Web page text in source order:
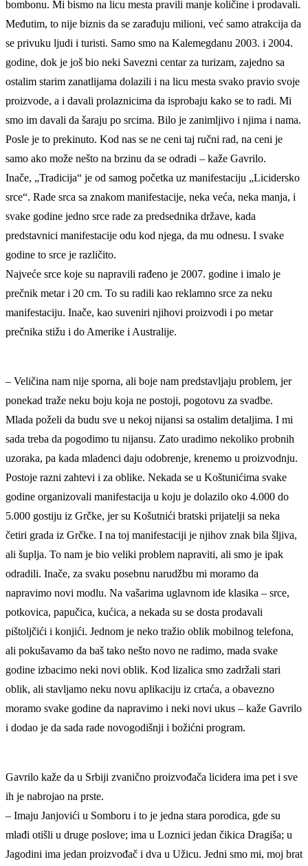
bombonu. Mi bismo na licu mesta pravili manje količine i prodavali.
Međutim, to nije biznis da se zarađuju milioni, već samo atrakcija da
se privuku ljudi i turisti. Samo smo na Kalemegdanu 2003. i 2004.
godine, dok je još bio neki Savezni centar za turizam, zajedno sa
ostalim starim zanatlijama dolazili i na licu mesta svako pravio svoje
proizvode, a i davali prolaznicima da isprobaju kako se to radi. Mi
smo im davali da šaraju po srcima. Bilo je zanimljivo i njima i nama.
Posle je to prekinuto. Kod nas se ne ceni taj ručni rad, na ceni je
samo ako može nešto na brzinu da se odradi – kaže Gavrilo.
Inače, „Tradicija“ je od samog početka uz manifestaciju „Licidersko
srce“. Rade srca sa znakom manifestacije, neka veća, neka manja, i
svake godine jedno srce rade za predsednika države, kada
predstavnici manifestacije odu kod njega, da mu odnesu. I svake
godine to srce je različito.
Najveće srce koje su napravili rađeno je 2007. godine i imalo je
prečnik metar i 20 cm. To su radili kao reklamno srce za neku
manifestaciju. Inače, kao suveniri njihovi proizvodi i po metar
prečnika stižu i do Amerike i Australije.
– Veličina nam nije sporna, ali boje nam predstavljaju problem, jer
ponekad traže neku boju koja ne postoji, pogotovu za svadbe.
Mlada poželi da budu sve u nekoj nijansi sa ostalim detaljima. I mi
sada treba da pogodimo tu nijansu. Zato uradimo nekoliko probnih
uzoraka, pa kada mladenci daju odobrenje, krenemo u proizvodnju.
Postoje razni zahtevi i za oblike. Nekada se u Koštunićima svake
godine organizovali manifestacija u koju je dolazilo oko 4.000 do
5.000 gostiju iz Grčke, jer su Košutnići bratski prijatelji sa neka
četiri grada iz Grčke. I na toj manifestaciji je njihov znak bila šljiva,
ali šuplja. To nam je bio veliki problem napraviti, ali smo je ipak
odradili. Inače, za svaku posebnu narudžbu mi moramo da
napravimo novi modlu. Na vašarima uglavnom ide klasika – srce,
potkovica, papučica, kućica, a nekada su se dosta prodavali
pištoljčići i konjići. Jednom je neko tražio oblik mobilnog telefona,
ali pokušavamo da baš tako nešto novo ne radimo, mada svake
godine izbacimo neki novi oblik. Kod lizalica smo zadržali stari
oblik, ali stavljamo neku novu aplikaciju iz crtaća, a obavezno
moramo svake godine da napravimo i neki novi ukus – kaže Gavrilo
i dodao je da sada rade novogodišnji i božićni program.
Gavrilo kaže da u Srbiji zvanično proizvođača licidera ima pet i sve
ih je nabrojao na prste.
– Imaju Janjovići u Somboru i to je jedna stara porodica, gde su
mlađi otišli u druge poslove; ima u Loznici jedan čikica Dragiša; u
Jagodini ima jedan proizvođač i dva u Užicu. Jedni smo mi, moj brat